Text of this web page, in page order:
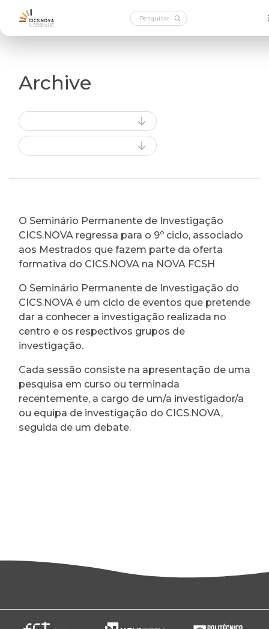
Archive
O Seminário Permanente de Investigação
CICS.NOVA regressa para o 9º ciclo, associado
aos Mestrados que fazem parte da oferta
formativa do CICS.NOVA na NOVA FCSH
O Seminário Permanente de Investigação do
CICS.NOVA é um ciclo de eventos que pretende
dar a conhecer a investigação realizada no
centro e os respectivos grupos de
investigação.
Cada sessão consiste na apresentação de uma
pesquisa em curso ou terminada
recentemente, a cargo de um/a investigador/a
ou equipa de investigação do CICS.NOVA,
seguida de um debate.